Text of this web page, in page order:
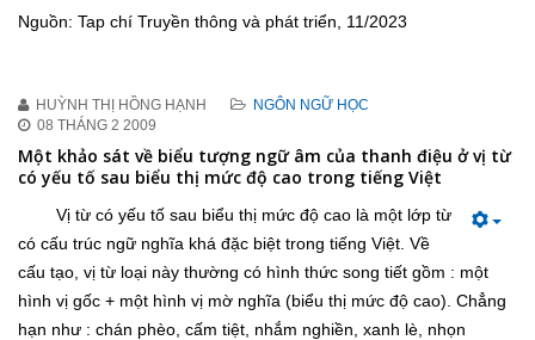
Nguồn: Tap chí Truyền thông và phát triển, 11/2023
HUỲNH THỊ HỒNG HẠNH
NGÔN NGỮ HỌC
08 THÁNG 2 2009
Một khảo sát về biểu tượng ngữ âm của thanh điệu ở vị từ
có yếu tố sau biểu thị mức độ cao trong tiếng Việt
Vị từ có yếu tố sau biểu thị mức độ cao là một lớp từ
có cấu trúc ngữ nghĩa khá đặc biệt trong tiếng Việt. Về
cấu tạo, vị từ loại này thường có hình thức song tiết gồm : một
hình vị gốc + một hình vị mờ nghĩa (biểu thị mức độ cao). Chẳng
hạn như : chán phèo, cấm tiệt, nhắm nghiền, xanh lè, nhọn